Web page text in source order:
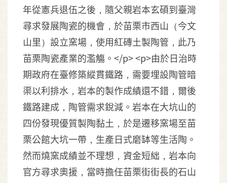
年從憲兵退伍之後，隨父親岩本玄碩到臺灣
尋求發展陶瓷的機會，於苗栗市西山（今文
山里）設立窯場，使用紅磚土製陶管，此乃
苗栗陶瓷產業的濫觴。</p> <p>由於日治時
期政府在臺修築縱貫鐵路，需要埋設陶管暗
渠以利排水，岩本的製作成績還不錯，爾後
鐵路建成，陶管需求銳減。岩本在大坑山的
四份發現優質製陶黏土，於是遷移窯場至苗
栗公館大坑一帶，生產日式磨缽等生活陶。
然而燒窯成績並不理想，資金短絀，岩本向
官方尋求奧援，當時擔任苗栗街街長的石山